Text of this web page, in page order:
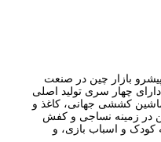
تأسیس شد، پیشرو بازار چین در صنعت
چهار سری تولید اصلی
کششی جهانی، کاغذ و
در زمینه نساجی و کفش
کودک و اسباب بازی، و